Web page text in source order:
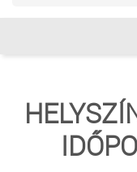
VÉRADÁS